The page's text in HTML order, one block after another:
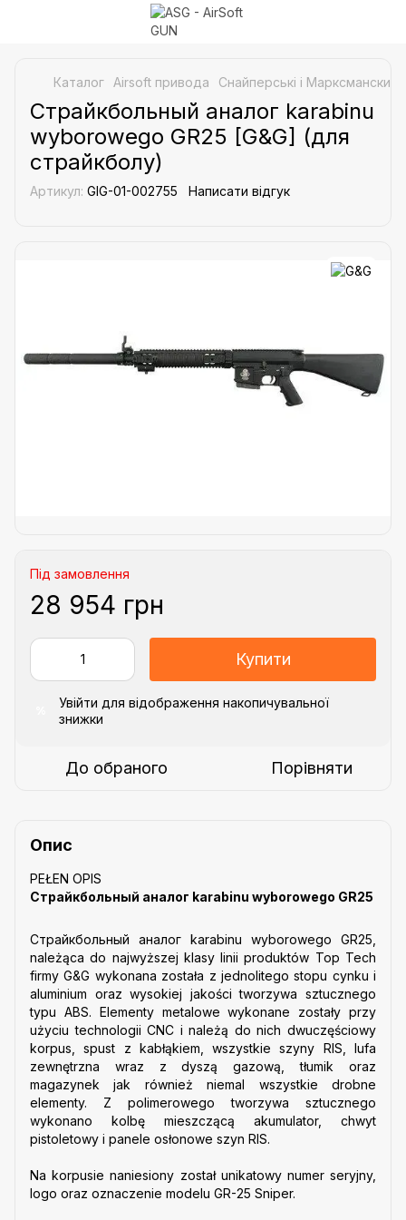
Каталог Airsoft привода Снайперські і Марксманские
Страйкбольный аналог karabinu
wyborowego GR25 [G&G] (для
страйкболу)
Артикул: GIG-01-002755 Написати відгук
Під замовлення
28 954 грн
Купити
Увійти для відображення накопичувальної
знижки
До обраного Порівняти
Опис
PEŁEN OPIS
Страйкбольный аналог karabinu wyborowego GR25
Страйкбольный аналог karabinu wyborowego GR25,
należąca do najwyższej klasy linii produktów Top Tech
firmy G&G wykonana została z jednolitego stopu cynku i
aluminium oraz wysokiej jakości tworzywa sztucznego
typu ABS. Elementy metalowe wykonane zostały przy
użyciu technologii CNC i należą do nich dwuczęściowy
korpus, spust z kabłąkiem, wszystkie szyny RIS, lufa
zewnętrzna wraz z dyszą gazową, tłumik oraz
magazynek jak również niemal wszystkie drobne
elementy. Z polimerowego tworzywa sztucznego
wykonano kolbę mieszczącą akumulator, chwyt
pistoletowy i panele osłonowe szyn RIS.
Na korpusie naniesiony został unikatowy numer seryjny,
logo oraz oznaczenie modelu GR-25 Sniper.